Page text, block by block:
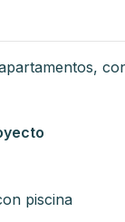
piscina